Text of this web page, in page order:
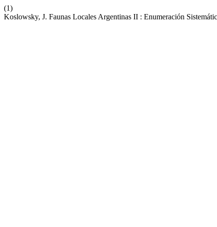
(1)
Koslowsky, J. Faunas Locales Argentinas II : Enumeración